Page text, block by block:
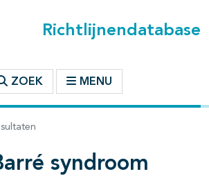
Richtlijnendatabase
ZOEK MENU
syndroom